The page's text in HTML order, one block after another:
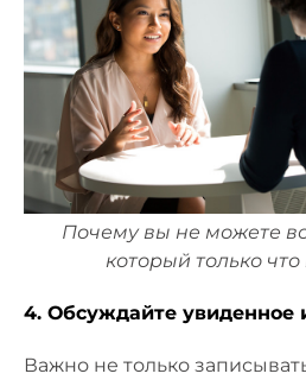
Почему вы не можете
который только
4. Обсуждайте увиденное
Важно не только